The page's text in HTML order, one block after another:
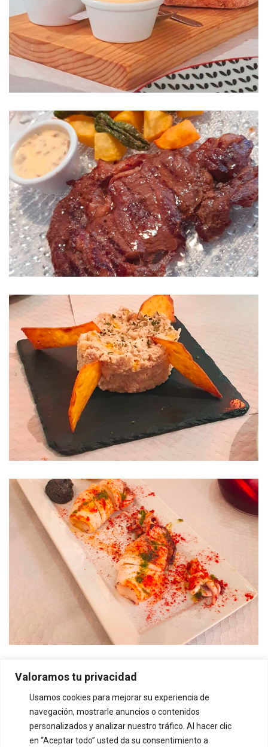
Valoramos tu privacidad
Usamos cookies para mejorar su experiencia de
navegación, mostrarle anuncios o contenidos
personalizados y analizar nuestro tráfico. Al hacer clic
en “Aceptar todo” usted da su consentimiento a
Carrer Pere Morell, 5